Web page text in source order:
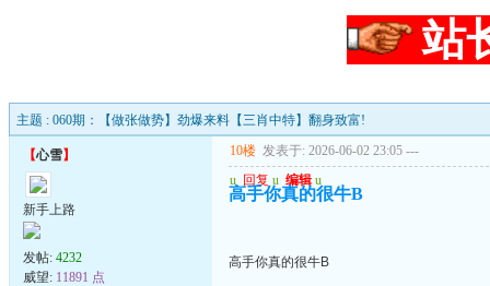
站
主题 : 060期：【做张做势】劲爆来料【三肖中特】翻身致富!
【心雪】
新手上路
发帖: 4232
威望: 11891 点
10楼 发表于: 2026-06-02 23:05 ---
u 回复 u 编辑 u
高手你真的很牛B
高手你真的很牛B